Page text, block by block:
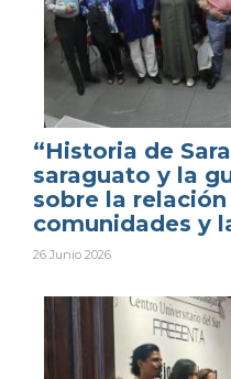
“Historia de
saraguato y la
sobre la relación
comunidades y
26 Junio 2026